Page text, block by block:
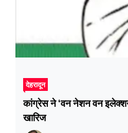
देहरादून
कांग्रेस ने ‘वन नेशन वन
खारिज